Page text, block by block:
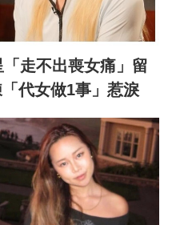
走不出喪女痛」留
代女做1事」惹淚